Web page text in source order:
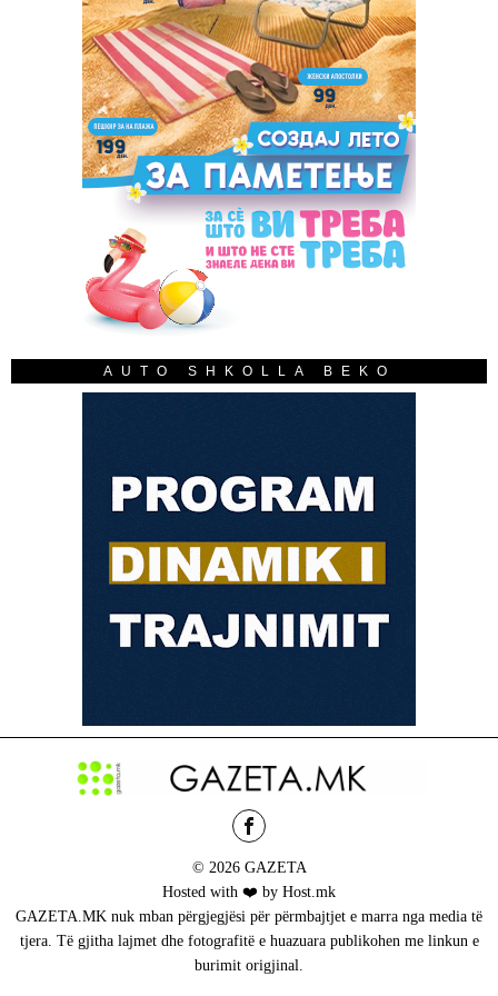
AUTO SHKOLLA BEKO
© 2026 GAZETA
Hosted with ❤️ by Host.mk
GAZETA.MK nuk mban përgjegjësi për përmbajtjet e marra nga media të
tjera. Të gjitha lajmet dhe fotografitë e huazuara publikohen me linkun e
burimit origjinal.